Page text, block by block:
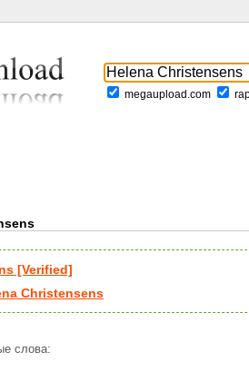
megaupload.com
[Verified]
Christensens
слова: